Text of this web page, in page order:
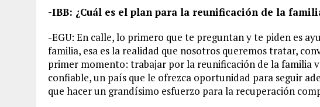
-IBB: ¿Cuál es el plan para la reunificación de la
-EGU: En calle, lo primero que te preguntan y te piden es
familia, esa es la realidad que nosotros queremos tratar,
primer momento: trabajar por la reunificación de la familia
confiable, un país que le ofrezca oportunidad para seguir
que hacer un grandísimo esfuerzo para la recuperación